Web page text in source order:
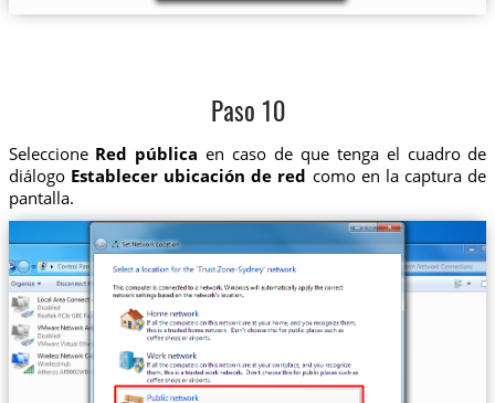
Paso 10
Seleccione Red pública en caso de que tenga el cuadro de
diálogo Establecer ubicación de red como en la captura de
pantalla.